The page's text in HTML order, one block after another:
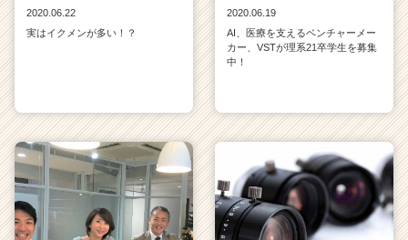
2020.06.22
実はイクメンが多い！？
2020.06.19
AI、医療を支えるベンチャーメー
カー、VSTが理系21卒学生を募集
中！